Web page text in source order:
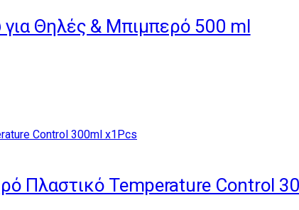
Θηλές & Μπιμπερό 500 ml
Πλαστικό Temperature Control